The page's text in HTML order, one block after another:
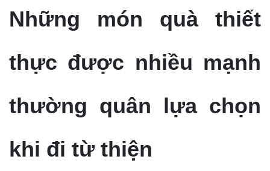
Những món quà thiết
thực được nhiều mạnh
thường quân lựa chọn
khi đi từ thiện